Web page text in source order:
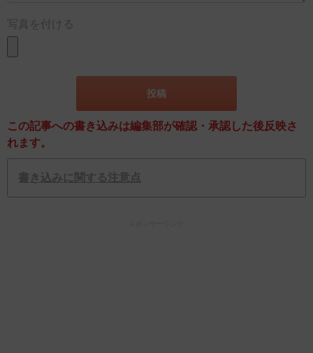
写真を付ける
この記事への書き込みは編集部が確認・承認した後反映さ
れます。
書き込みに関する注意点